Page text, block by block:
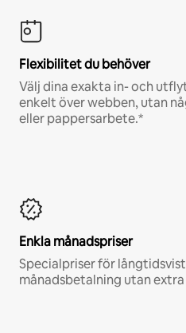
Flexibilitet du behöver
Välj dina exakta in- och
enkelt över webben, utan
eller pappersarbete.*
Enkla månadspriser
Specialpriser för
månadsbetalning utan